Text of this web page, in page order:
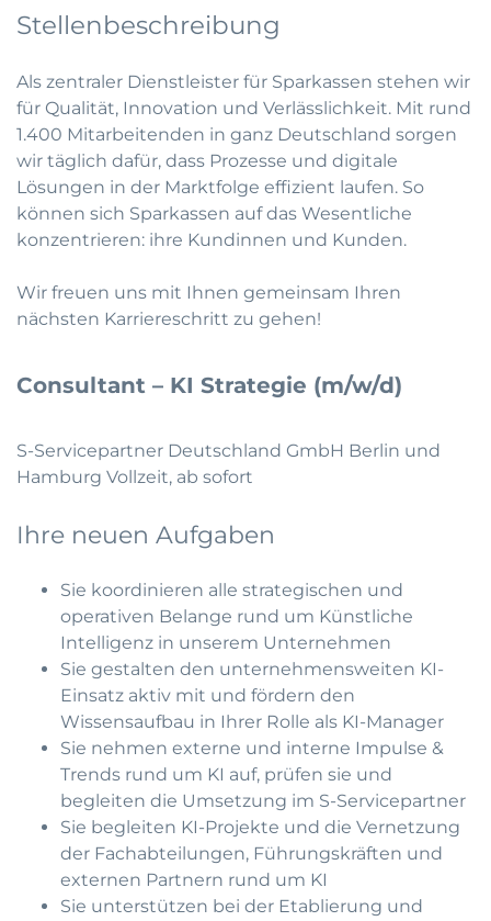
Stellenbeschreibung
Als zentraler Dienstleister für Sparkassen stehen wir
für Qualität, Innovation und Verlässlichkeit. Mit rund
1.400 Mitarbeitenden in ganz Deutschland sorgen
wir täglich dafür, dass Prozesse und digitale
Lösungen in der Marktfolge effizient laufen. So
können sich Sparkassen auf das Wesentliche
konzentrieren: ihre Kundinnen und Kunden.
Wir freuen uns mit Ihnen gemeinsam Ihren
nächsten Karriereschritt zu gehen!
Consultant – KI Strategie (m/w/d)
S-Servicepartner Deutschland GmbH Berlin und
Hamburg Vollzeit, ab sofort
Ihre neuen Aufgaben
Sie koordinieren alle strategischen und
operativen Belange rund um Künstliche
Intelligenz in unserem Unternehmen
Sie gestalten den unternehmensweiten KI-
Einsatz aktiv mit und fördern den
Wissensaufbau in Ihrer Rolle als KI-Manager
Sie nehmen externe und interne Impulse &
Trends rund um KI auf, prüfen sie und
begleiten die Umsetzung im S-Servicepartner
Sie begleiten KI-Projekte und die Vernetzung
der Fachabteilungen, Führungskräften und
externen Partnern rund um KI
Sie unterstützen bei der Etablierung und